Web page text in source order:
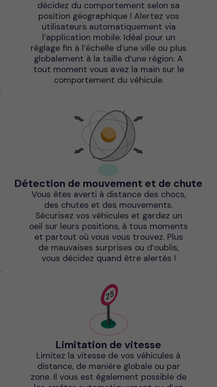
décidez du comportement selon sa
position géographique ! Alertez vos
utilisateurs automatiquement via
l’application mobile. Idéal pour un
réglage fin à l’échelle d’une ville ou plus
globalement à la taille d’une région. A
tout moment vous avez la main sur le
comportement du véhicule.
Détection de mouvement et de chute
Vous êtes averti à distance des chocs,
des chutes et des mouvements.
Sécurisez vos véhicules et gardez un
oeil sur leurs positions, à tous moments
et partout où vous vous trouvez. Plus
de mauvaises surprises ou d’oublis,
vous décidez quand être alertés !
Limitation de vitesse
Limitez la vitesse de vos véhicules à
distance, de manière globale ou par
zone. Il vous est également possible de